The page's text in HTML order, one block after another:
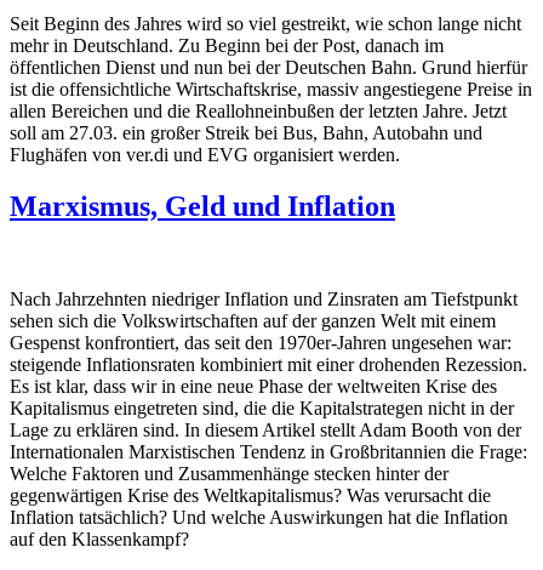
Seit Beginn des Jahres wird so viel gestreikt, wie schon lange nicht
mehr in Deutschland. Zu Beginn bei der Post, danach im
öffentlichen Dienst und nun bei der Deutschen Bahn. Grund hierfür
ist die offensichtliche Wirtschaftskrise, massiv angestiegene Preise in
allen Bereichen und die Reallohneinbußen der letzten Jahre. Jetzt
soll am 27.03. ein großer Streik bei Bus, Bahn, Autobahn und
Flughäfen von ver.di und EVG organisiert werden.
Marxismus, Geld und Inflation
Nach Jahrzehnten niedriger Inflation und Zinsraten am Tiefstpunkt
sehen sich die Volkswirtschaften auf der ganzen Welt mit einem
Gespenst konfrontiert, das seit den 1970er-Jahren ungesehen war:
steigende Inflationsraten kombiniert mit einer drohenden Rezession.
Es ist klar, dass wir in eine neue Phase der weltweiten Krise des
Kapitalismus eingetreten sind, die die Kapitalstrategen nicht in der
Lage zu erklären sind. In diesem Artikel stellt Adam Booth von der
Internationalen Marxistischen Tendenz in Großbritannien die Frage:
Welche Faktoren und Zusammenhänge stecken hinter der
gegenwärtigen Krise des Weltkapitalismus? Was verursacht die
Inflation tatsächlich? Und welche Auswirkungen hat die Inflation
auf den Klassenkampf?